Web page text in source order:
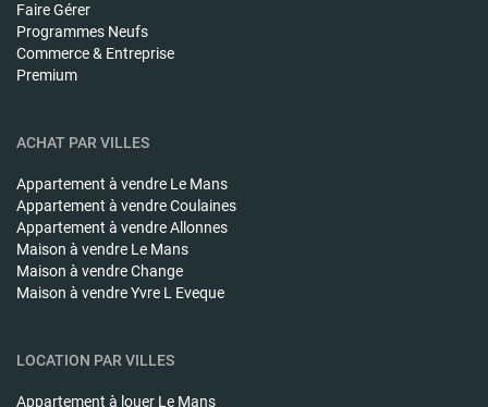
Faire Gérer
Programmes Neufs
Commerce & Entreprise
Premium
ACHAT PAR VILLES
Appartement à vendre Le Mans
Appartement à vendreCoulaines
Appartement à vendreAllonnes
Maison à vendre Le Mans
Maison à vendreChange
Maison à vendreYvre L Eveque
LOCATION PAR VILLES
Appartement à louer Le Mans